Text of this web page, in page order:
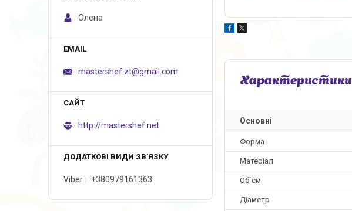
Характеристики
Основні
Форма
Матеріал
Об`єм
Діаметр
Олена
mastershef.zt@gmail.com
http://mastershef.net
Viber +380979161363